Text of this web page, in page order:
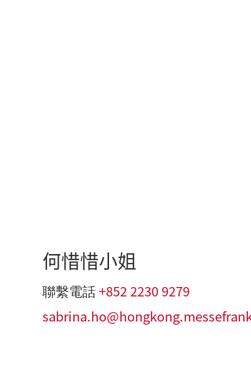
何惜惜小姐
聯繫電話 +852 2230 9279